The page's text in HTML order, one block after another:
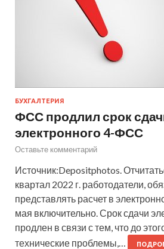
БУХГАЛТЕРИЯ
ФСС продлил срок
электронного 4-ФСС
Оставьте комментарий
Источник:Depositphotos.
квартал 2022 г. работодатели,
представлять расчет в
мая включительно. Срок сдачи
продлен в связи с тем, что до
технические проблемы,…